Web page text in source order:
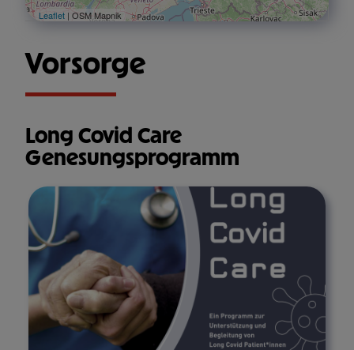
Leaflet| OSM Mapnik
Vorsorge
Long Covid Care
Genesungsprogramm